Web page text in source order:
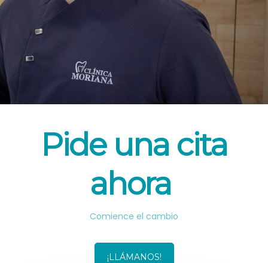
Pide una cita
ahora
Comience el cambio
¡LLÁMANOS!